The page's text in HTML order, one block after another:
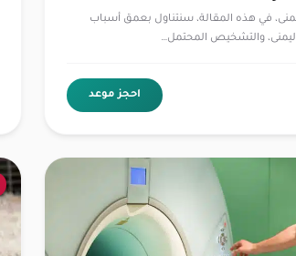
في هذه المقالة، سنتناول بعمق أسباب
والتشخيص المحتمل…
احجز موعد